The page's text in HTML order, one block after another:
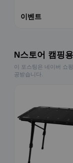
이벤트
N스토어 캠핑
이 포스팅은 네이버 쇼
공받습니다.